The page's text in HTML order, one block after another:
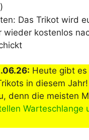
Das Trikot wird
wieder kostenlos
Heute gibt
in diesem
denn die meisten
Warteschlange